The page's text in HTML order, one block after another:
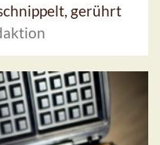
gerührt